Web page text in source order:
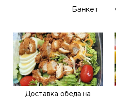
Банкет
Доставка обеда на